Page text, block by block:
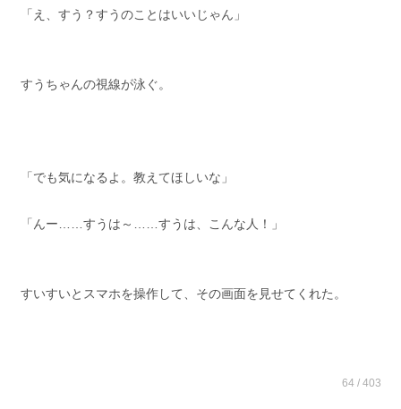
「え、すう？すうのことはいいじゃん」
すうちゃんの視線が泳ぐ。
「でも気になるよ。教えてほしいな」
「んー……すうは～……すうは、こんな人！」
すいすいとスマホを操作して、その画面を見せてくれた。
64 / 403